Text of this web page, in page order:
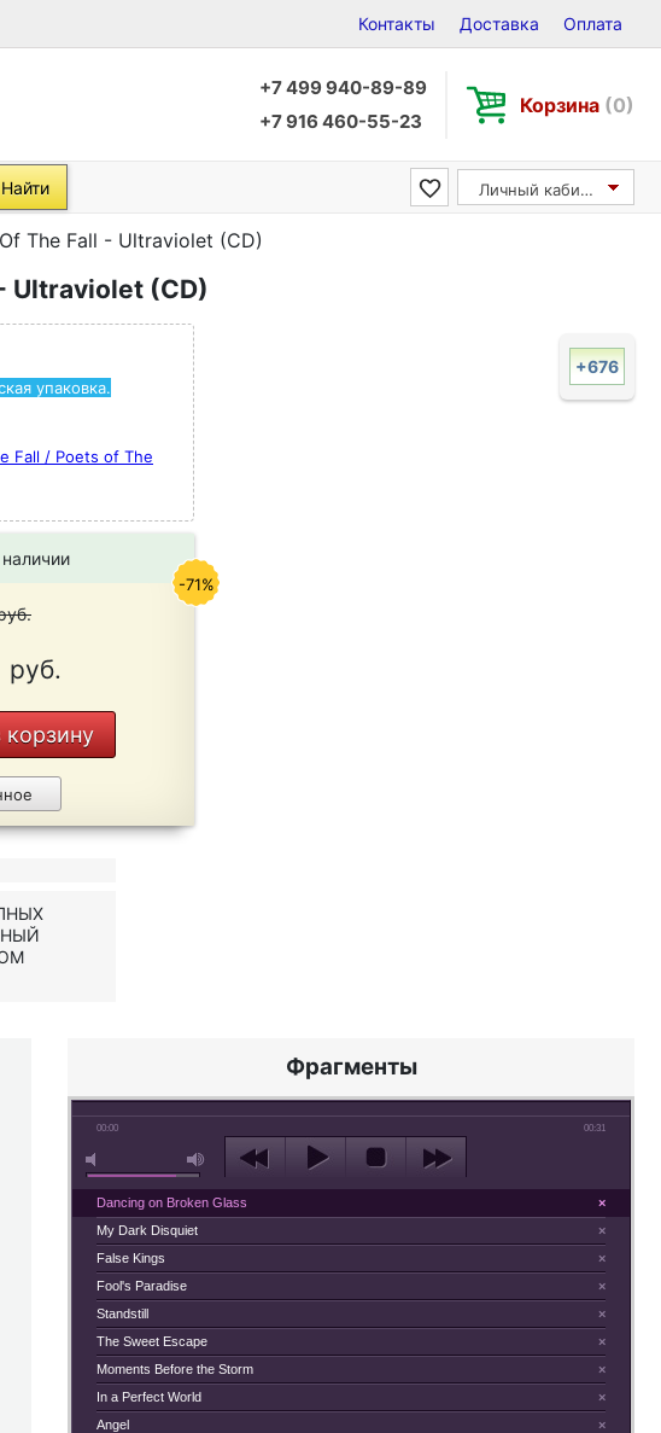
Контакты Доставка Оплата
+7 499 940-89-89
+7 916 460-55-23
Корзина (0)
Найти Личный кабинет
The Fall - Ultraviolet (CD)
Ultraviolet (CD)
упаковка.
Fall / Poets of The
руб.
-71%
+676
Фрагменты
00:00 00:31
×
Dancing on Broken Glass
×
My Dark Disquiet
×
False Kings
×
Fool's Paradise
×
Standstill
×
The Sweet Escape
×
Moments Before the Storm
×
In a Perfect World
×
Angel